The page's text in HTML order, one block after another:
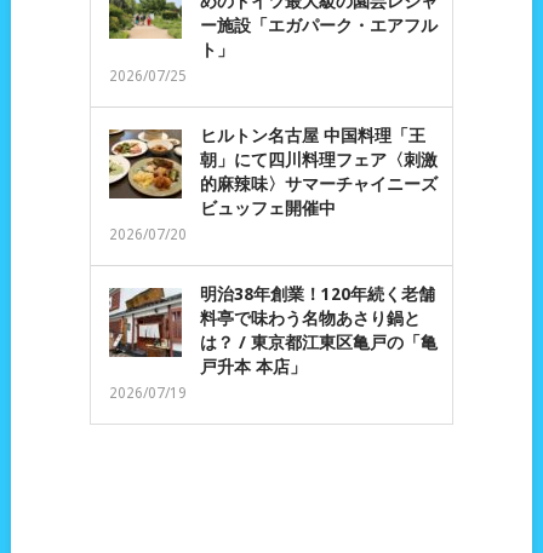
ー施設「エガパーク・エアフル
ト」
2026/07/25
ヒルトン名古屋 中国料理「王
朝」にて四川料理フェア〈刺激
的麻辣味〉サマーチャイニーズ
ビュッフェ開催中
2026/07/20
明治38年創業！120年続く老舗
料亭で味わう名物あさり鍋と
は？ / 東京都江東区亀戸の「亀
戸升本 本店」
2026/07/19